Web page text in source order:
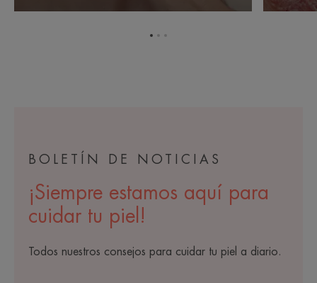
BOLETÍN DE NOTICIAS
¡Siempre estamos aquí para
cuidar tu piel!
Todos nuestros consejos para cuidar tu piel a diario.